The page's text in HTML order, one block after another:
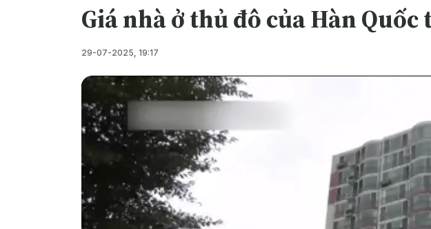
Giá nhà ở thủ đô của Hàn
29-07-2025, 19:17